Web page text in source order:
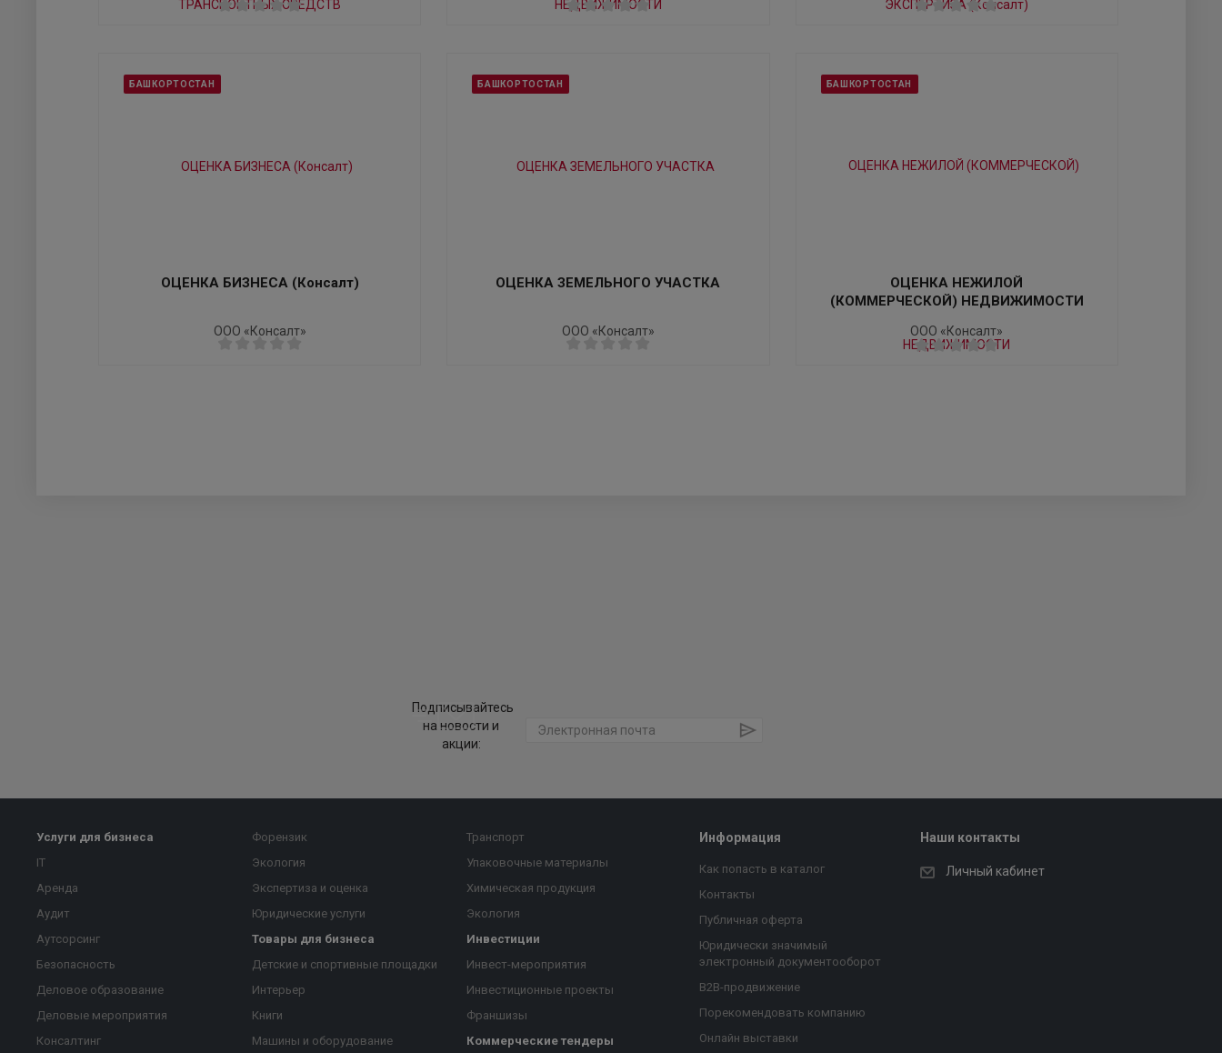
БАШКОРТОСТАН
ОЦЕНКА БИЗНЕСА (Консалт)
ООО «Консалт»
БАШКОРТОСТАН
ОЦЕНКА ЗЕМЕЛЬНОГО УЧАСТКА
ООО «Консалт»
БАШКОРТОСТАН
ОЦЕНКА НЕЖИЛОЙ
(КОММЕРЧЕСКОЙ) НЕДВИЖИМОСТИ
ООО «Консалт»
Подписывайтесь
на новости и
акции:
Услуги для бизнеса
IT
Аренда
Аудит
Аутсорсинг
Безопасность
Деловое образование
Деловые мероприятия
Консалтинг
Форензик
Экология
Экспертиза и оценка
Юридические услуги
Товары для бизнеса
Детские и спортивные площадки
Интерьер
Книги
Машины и оборудование
Транспорт
Упаковочные материалы
Химическая продукция
Экология
Инвестиции
Инвест-мероприятия
Инвестиционные проекты
Франшизы
Коммерческие тендеры
Информация
Как попасть в каталог
Контакты
Публичная оферта
Юридически значимый
электронный документооборот
B2B-продвижение
Порекомендовать компанию
Онлайн выставки
Наши контакты
Личный кабинет